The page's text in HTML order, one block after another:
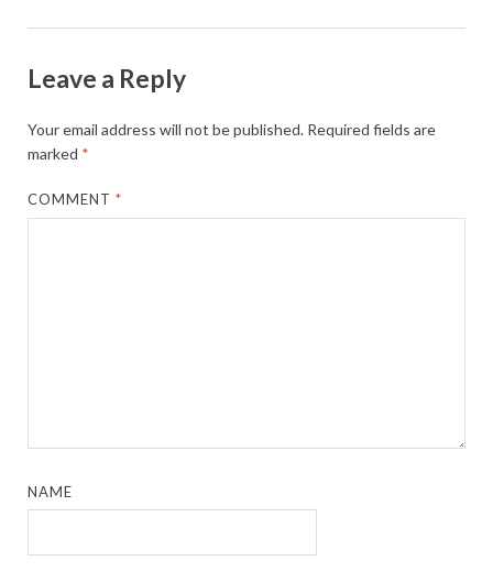
Leave a Reply
Your email address will not be published. Required fields are
marked *
COMMENT*
NAME